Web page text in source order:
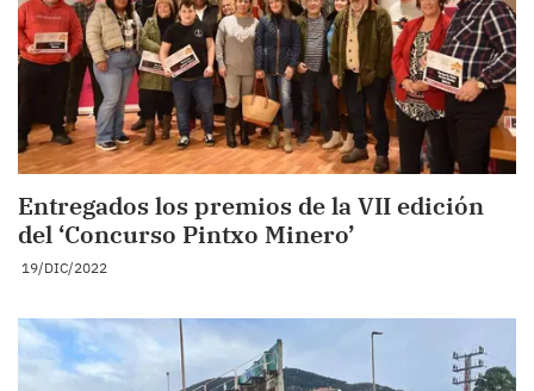
Entregados los premios de la VII edición
del ‘Concurso Pintxo Minero’
19/DIC/2022